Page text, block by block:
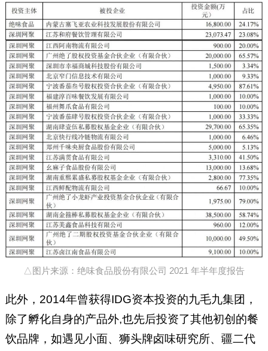
△图片来源：绝味食品股份有限公司 2021 年半年度报告
此外，2014年曾获得IDG资本投资的九毛九集团，
除了孵化自身的产品外,也先后投资了其他初创的餐
饮品牌，如遇见小面、狮头牌卤味研究所、疆二代